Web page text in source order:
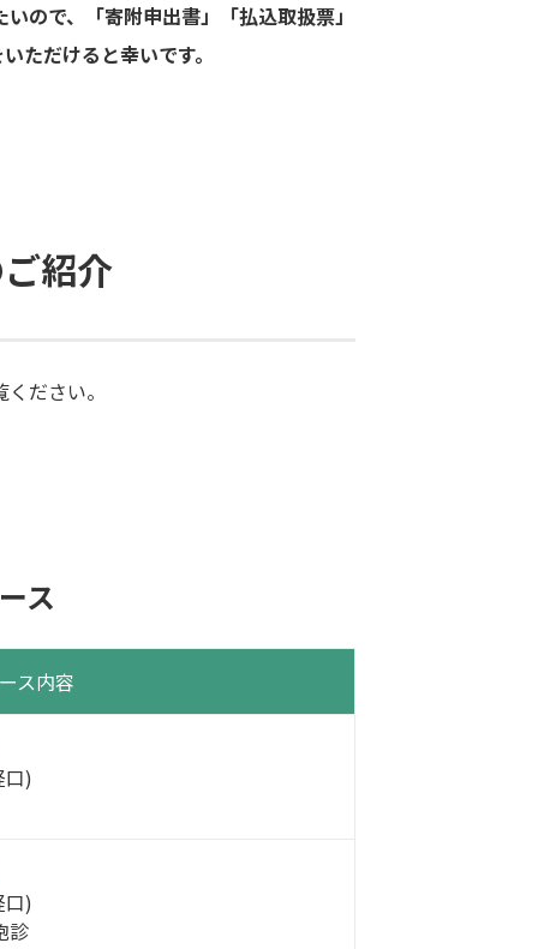
ので、「寄附申出書」「払込取扱票」
ただけると幸いです。
紹介
ださい。
ス
ス内容
口)
口)
診